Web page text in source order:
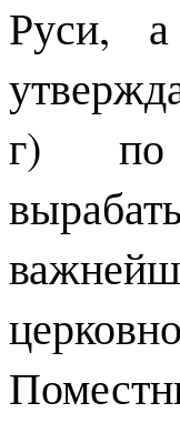
Руси,
г) по